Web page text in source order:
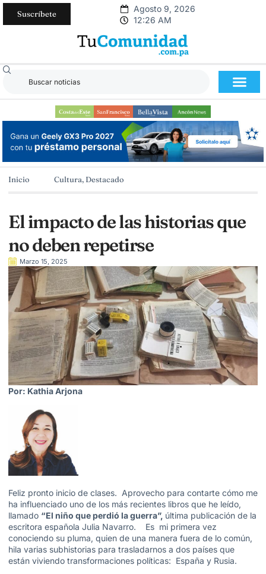
Suscríbete
Agosto 9, 2026
12:26 AM
Inicio Cultura, Destacado
El impacto de las historias que
no deben repetirse
Marzo 15, 2025
Por: Kathia Arjona
Feliz pronto inicio de clases. Aprovecho para contarte cómo me
ha influenciado uno de los más recientes libros que he leído,
llamado “El niño que perdió la guerra”, última publicación de la
escritora española Julia Navarro. Es mi primera vez
conociendo su pluma, quien de una manera fuera de lo común,
hila varias subhistorias para trasladarnos a dos países que
están viviendo transformaciones políticas: España y Rusia.